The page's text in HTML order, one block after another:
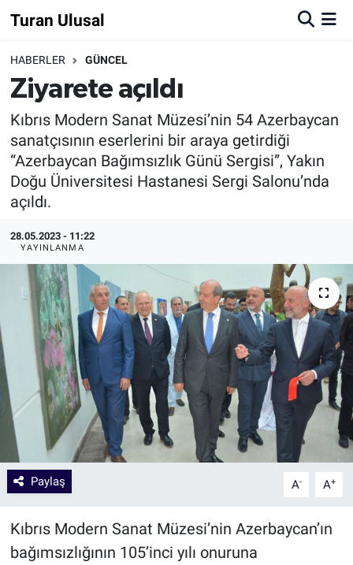
Turan Ulusal
HABERLER GÜNCEL
Ziyarete açıldı
Kıbrıs Modern Sanat Müzesi’nin 54 Azerbaycan
sanatçısının eserlerini bir araya getirdiği
“Azerbaycan Bağımsızlık Günü Sergisi”, Yakın
Doğu Üniversitesi Hastanesi Sergi Salonu’nda
açıldı.
28.05.2023 - 11:22
YAYINLANMA
Paylaş A- A+
Kıbrıs Modern Sanat Müzesi’nin Azerbaycan’ın
bağımsızlığının 105’inci yılı onuruna